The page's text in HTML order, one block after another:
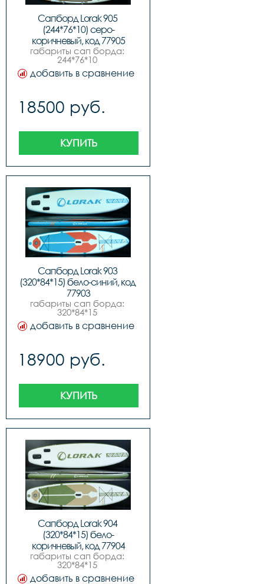
Сапборд Lorak 905
(244*76*10) серо-
коричневый, код 77905
габариты сап борда:
244*76*10
см,максимальное
давление 15psi 1
кг,комплектация:,sup
доска,ручной насос
давления,алюминиевое
весло,съемный
центральный и боковые
плавники,всего 3
плавника,рюкзак-сумка
для переноски
добавить в сравнение
18500 руб.
КУПИТЬ
Сапборд Lorak 903
(320*84*15) бело-синий, код
77903
габариты сап борда:
320*84*15
см,максимальное
давление 15psi 1
кг,комплектация:,sup
доска,ручной насос
давления,алюминиевое
весло,съемный
центральный и боковые
плавники,всего 3
плавника,рюкзак-сумка
для переноски
добавить в сравнение
18900 руб.
КУПИТЬ
Сапборд Lorak 904
(320*84*15) бело-
коричневый, код 77904
габариты сап борда:
320*84*15
см,максимальное
добавить в сравнение